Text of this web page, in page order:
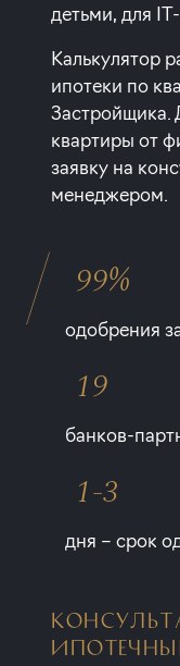
детьми, для
Калькулятор
ипотеки по
Застройщика.
квартиры от
заявку на
менеджером.
99%
одобрения
19
банков-
1-3
дня – срок